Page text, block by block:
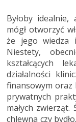
Byłoby
mógł otworzyć
że jego wiedza
Niestety,
kształcących
działalności
finansowym oraz
prywatnych
małych
chlewna czy